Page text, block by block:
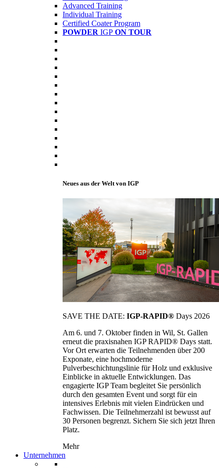
Advanced Training
Individual Training
Certified Coater Program
POWDER IGP ON TOUR
Neues aus der Welt von IGP
SAVE THE DATE: IGP-RAPID® Days 2026
Am 6. und 7. Oktober finden in Wil, St. Gallen
erneut die praxisnahen IGP RAPID® Days statt.
Vor Ort erwarten die Teilnehmenden über 200
Exponate, eine hochmoderne
Pulverbeschichtungslinie für Holz und exklusive
Einblicke in aktuelle Entwicklungen. Das
engagierte IGP Team begleitet Sie persönlich
durch den gesamten Event und sorgt für ein
intensives Erlebnis mit vielen Eindrücken und
Fachwissen. Die Teilnehmerzahl ist bewusst auf
30 Personen begrenzt. Sichern Sie sich jetzt Ihren
Platz.
Mehr
Unternehmen